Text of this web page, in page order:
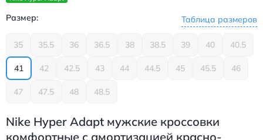
Размер: Таблица размеров
35 35.5 36 36.5 38 38.5 39 40 40.5
41 42 42.5 43 44 44.5 45 45.5 46
47 47.5 48 48.5
Nike Hyper Adapt мужские кроссовки
комфортные с амортизацией красно-